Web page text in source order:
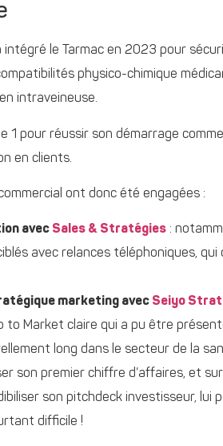
intégré le Tarmac en 2023 pour
physico-chimique
intraveineuse.
1 pour réussir son démarrage
en clients.
ont donc été engagées :
avec Sales & Stratégies :
avec relances téléphoniques, qui
marketing avec Seiyo
to Market claire qui a pu être
long dans le secteur de la
son premier chiffre d’affaires, et
son pitchdeck investisseur, lui
difficile !